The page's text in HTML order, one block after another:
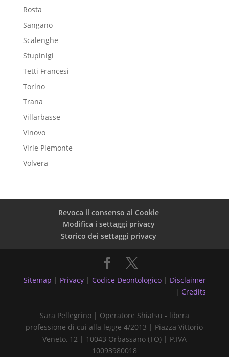
Rosta
Sangano
Scalenghe
Stupinigi
Tetti Francesi
Torino
Trana
Villarbasse
Vinovo
Virle Piemonte
Volvera
Revoca il consenso ai Cookie
Modifica i settaggi privacy
Storico dei settaggi privacy
Sitemap | Privacy | Codice Deontologico | Disclaimer
| Credits
Sara Pellegrino | Operatore Shiatsu - libera
professione di cui alla legge 4/2013 | Piazza Vittorio
Veneto, 12 | 10043 Orbassano (TO) | P.IVA
10093980018